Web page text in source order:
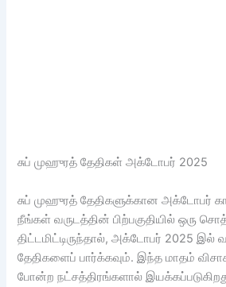
சுப் முஹுரத் தேதிகள் அக்டோபர் 2025
சுப் முஹுரத் தேதிகளுக்கான அக்டோபர்
நீங்கள் வருடத்தின் பிற்பகுதியில் ஒரு
திட்டமிட்டிருந்தால், அக்டோபர் 2025 இல்
தேதிகளைப் பார்க்கவும். இந்த மாதம்
போன்ற நட்சத்திரங்களால்